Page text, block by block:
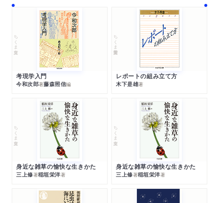
ちくま文庫
考現学入門
今和次郎著藤森照信編
ちくま学芸文庫
レポートの組み立て方
木下是雄著
ちくま文庫
身近な雑草の愉快な生きかた
三上修著稲垣栄洋著
ちくま文庫
身近な雑草の愉快な生きかた
三上修著稲垣栄洋著